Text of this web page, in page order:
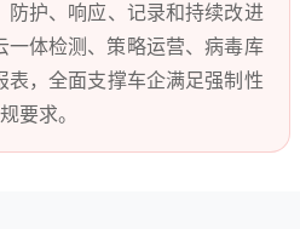
防护、响应、记录和持续改进
一体检测、策略运营、病毒库
表，全面支撑车企满足强制性
要求。